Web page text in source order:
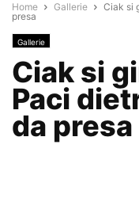
Home Gallerie
Ciak si
presa
Gallerie
Ciak si
Paci
da presa